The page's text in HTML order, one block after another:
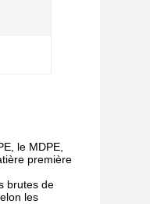
le MDPE,
première
brutes de
les